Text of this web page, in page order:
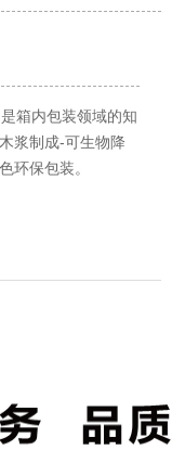
箱内包装领域的知
浆制成-可生物降
环保包装。